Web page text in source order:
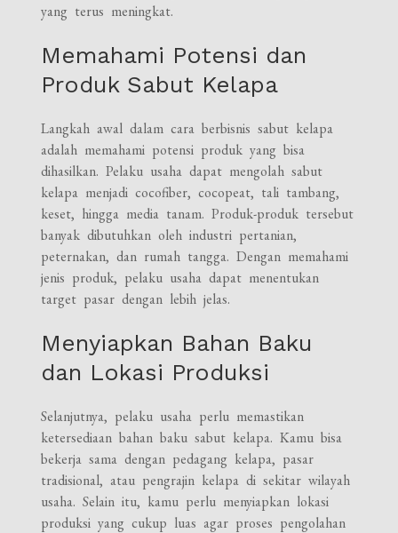
yang terus meningkat.
Memahami Potensi dan
Produk Sabut Kelapa
Langkah awal dalam cara berbisnis sabut kelapa
adalah memahami potensi produk yang bisa
dihasilkan. Pelaku usaha dapat mengolah sabut
kelapa menjadi cocofiber, cocopeat, tali tambang,
keset, hingga media tanam. Produk-produk tersebut
banyak dibutuhkan oleh industri pertanian,
peternakan, dan rumah tangga. Dengan memahami
jenis produk, pelaku usaha dapat menentukan
target pasar dengan lebih jelas.
Menyiapkan Bahan Baku
dan Lokasi Produksi
Selanjutnya, pelaku usaha perlu memastikan
ketersediaan bahan baku sabut kelapa. Kamu bisa
bekerja sama dengan pedagang kelapa, pasar
tradisional, atau pengrajin kelapa di sekitar wilayah
usaha. Selain itu, kamu perlu menyiapkan lokasi
produksi yang cukup luas agar proses pengolahan